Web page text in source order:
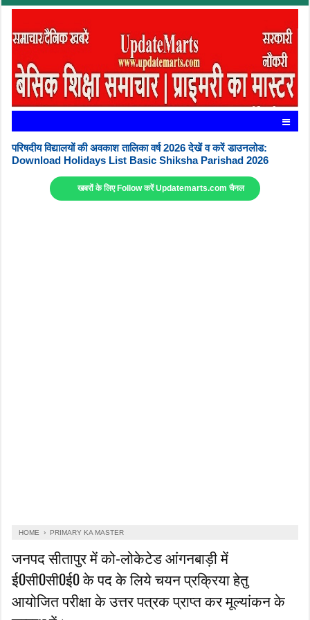
परिषदीय विद्यालयों की अवकाश तालिका वर्ष 2026 देखें व करें डाउनलोड:
Download Holidays List Basic Shiksha Parishad 2026
खबरों के लिए Follow करें Updatemarts.com चैनल
HOME › PRIMARY KA MASTER
जनपद सीतापुर में को-लोकेटेड आंगनबाड़ी में
ई0सी0सी0ई0 के पद के लिये चयन प्रक्रिया हेतु
आयोजित परीक्षा के उत्तर पत्रक प्राप्त कर मूल्यांकन के